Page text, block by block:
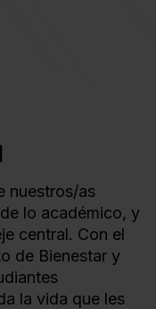
nuestros/as
lo académico, y
central. Con el
de Bienestar y
la vida que les